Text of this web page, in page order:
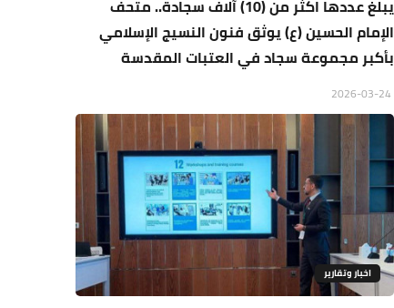
يبلغ عددها اكثر من (10) آلاف سجادة.. متحف
الإمام الحسين (ع) يوثق فنون النسيج الإسلامي
بأكبر مجموعة سجاد في العتبات المقدسة
اخبار وتقارير